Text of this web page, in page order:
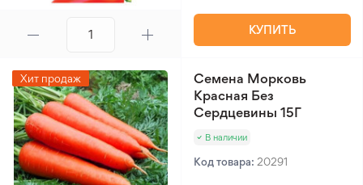
КУПИТЬ
Хит продаж
Семена Морковь
Красная Без
Сердцевины 15Г
В наличии
Код товара: 20291